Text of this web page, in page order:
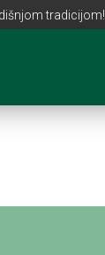
tradicijom!